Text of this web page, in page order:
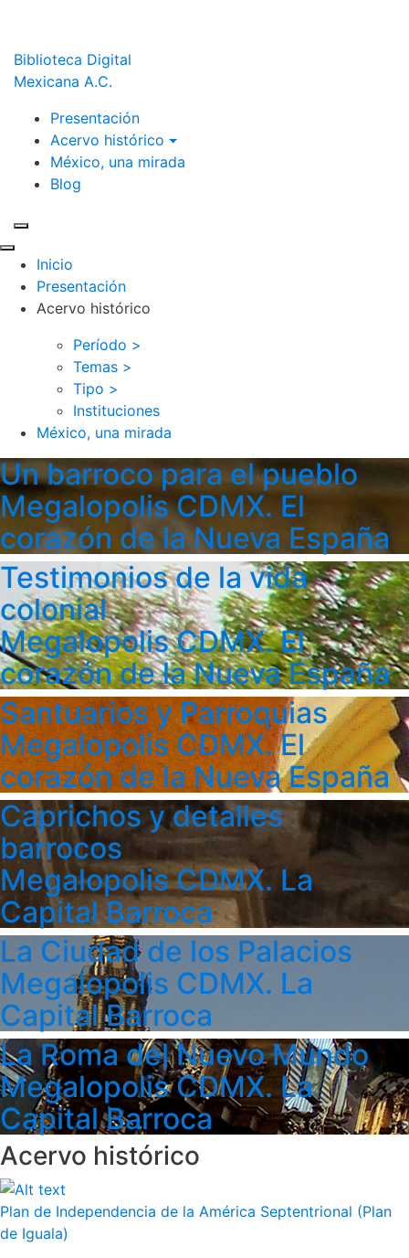
Biblioteca Digital
Mexicana A.C.
Presentación
Acervo histórico
México, una mirada
Blog
Inicio
Presentación
Acervo histórico
Período >
Temas >
Tipo >
Instituciones
México, una mirada
Un barroco para el pueblo
Megalopolis CDMX. El
corazón de la Nueva España
Testimonios de la vida
colonial
Megalopolis CDMX. El
corazón de la Nueva España
Santuarios y Parroquias
Megalopolis CDMX. El
corazón de la Nueva España
Caprichos y detalles
barrocos
Megalopolis CDMX. La
Capital Barroca
La Ciudad de los Palacios
Megalopolis CDMX. La
Capital Barroca
La Roma del Nuevo Mundo
Megalopolis CDMX. La
Capital Barroca
Acervo histórico
Plan de Independencia de la América Septentrional (Plan
de Iguala)